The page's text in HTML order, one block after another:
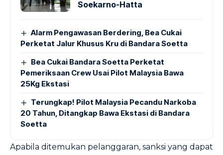
Soekarno-Hatta
Alarm Pengawasan Berdering, Bea Cukai
Perketat Jalur Khusus Kru di Bandara Soetta
Bea Cukai Bandara Soetta Perketat
Pemeriksaan Crew Usai Pilot Malaysia Bawa
25Kg Ekstasi
Terungkap! Pilot Malaysia Pecandu Narkoba
20 Tahun, Ditangkap Bawa Ekstasi di Bandara
Soetta
Apabila ditemukan pelanggaran, sanksi yang dapat